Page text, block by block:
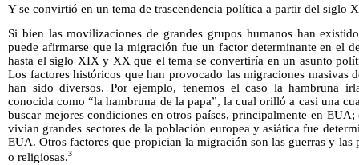
Y se convirtió en un tema de trascendencia política a partir del siglo
Si bien las movilizaciones de grandes grupos humanos han
puede afirmarse que la migración fue un factor determinante en el
hasta el siglo XIX y XX que el tema se convertiría en un asunto
Los factores históricos que han provocado las migraciones masivas
han sido diversos. Por ejemplo, tenemos el caso la hambruna
conocida como “la hambruna de la papa”, la cual orilló a casi una
buscar mejores condiciones en otros países, principalmente en
vivían grandes sectores de la población europea y asiática fue
EUA. Otros factores que propician la migración son las guerras y las
o religiosas.3